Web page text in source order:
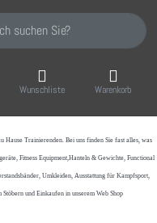
Suchbegriff ein. Während
Wunschliste Warenkorb
Trainierenden. Bei uns finden Sie fast alles, was
Fitness Equipment,Hanteln & Gewichte, Functional
Umkleiden, Ausstattung für Kampfsport,
und Einkaufen in unserem Web Shop